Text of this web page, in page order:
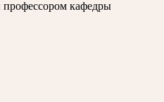
профессором кафедры